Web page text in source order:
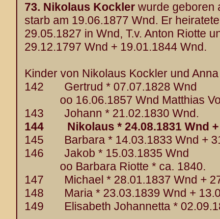
73. Nikolaus Kockler wurde geboren
starb am 19.06.1877 Wnd. Er
29.05.1827 in Wnd, T.v. Anton Riotte
29.12.1797 Wnd + 19.01.1844 Wnd.
Kinder von Nikolaus Kockler und
142 Gertrud * 07.07.1828 Wnd
oo 16.06.1857 Wnd Matthias
143 Johann * 21.02.1830 Wnd.
144 Nikolaus * 24.08.1831 Wnd +
145 Barbara * 14.03.1833 Wnd +
146 Jakob * 15.03.1835 Wnd
oo Barbara Riotte * ca. 1840.
147 Michael * 28.01.1837 Wnd +
148 Maria * 23.03.1839 Wnd +
149 Elisabeth Johannetta *